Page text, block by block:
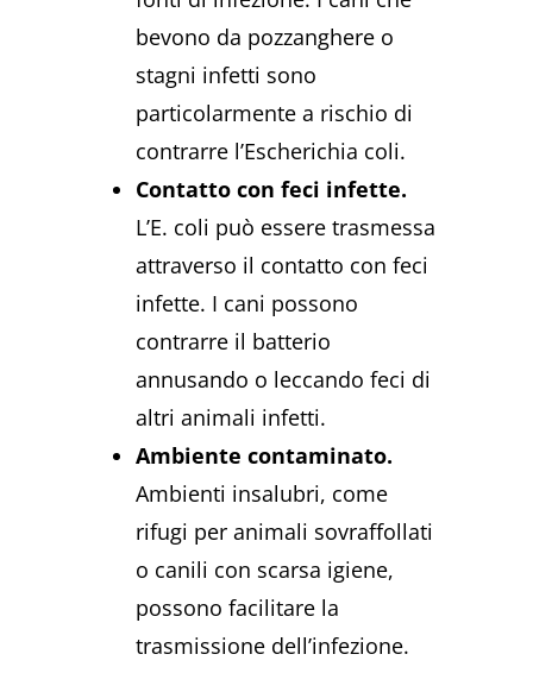
bevono da pozzanghere o
stagni infetti sono
particolarmente a rischio di
contrarre l’Escherichia coli.
Contatto con feci infette.
L’E. coli può essere trasmessa
attraverso il contatto con feci
infette. I cani possono
contrarre il batterio
annusando o leccando feci di
altri animali infetti.
Ambiente contaminato.
Ambienti insalubri, come
rifugi per animali sovraffollati
o canili con scarsa igiene,
possono facilitare la
trasmissione dell’infezione.